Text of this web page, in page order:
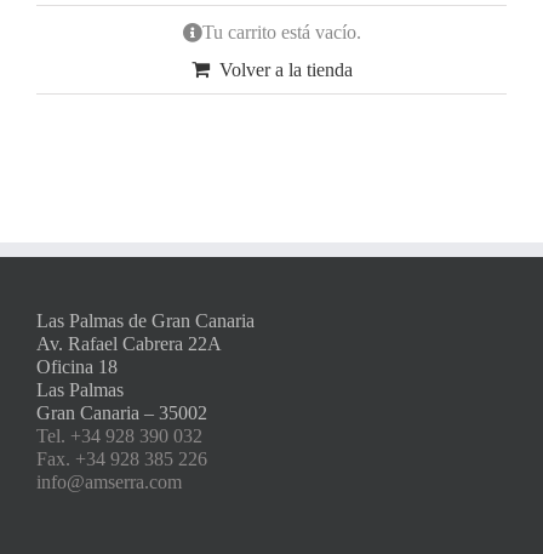
Tu carrito está vacío.
Volver a la tienda
Las Palmas de Gran Canaria
Av. Rafael Cabrera 22A
Oficina 18
Las Palmas
Gran Canaria – 35002
Tel. +34 928 390 032
Fax. +34 928 385 226
info@amserra.com